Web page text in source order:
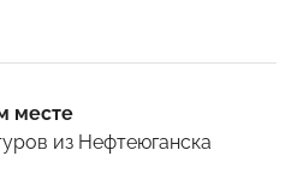
месте
из Нефтеюганска